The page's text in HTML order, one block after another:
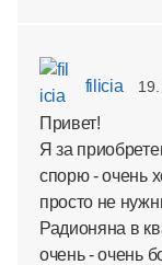
filicia
Привет!
Я за
спорю - очень
просто не
Радионяна в
очень - очень